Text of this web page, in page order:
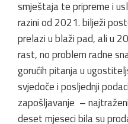
smještaja te pripreme i
razini od 2021. bilježi
prelazi u blaži pad, ali u
rast, no problem radne
gorućih pitanja u
svjedoče i posljednji
zapošljavanje –
deset mjeseci bila su